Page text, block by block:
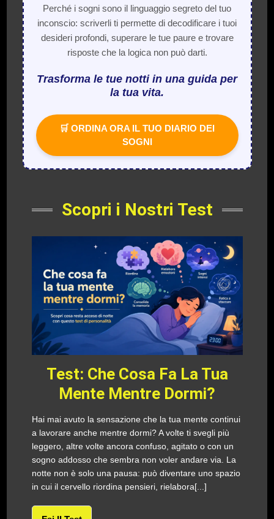
Perché i sogni sono il linguaggio segreto del tuo
inconscio: scriverli ti permette di decodificare i tuoi
desideri profondi, superare le tue paure e trovare
risposte che la logica non può darti.
Trasforma le tue notti in una guida per
la tua vita.
🛒 ORDINA ORA IL TUO DIARIO DEI
SOGNI
Scopri i Nostri Test
Test: Che Cosa Fa La Tua
Mente Mentre Dormi?
Hai mai avuto la sensazione che la tua mente continui
a lavorare anche mentre dormi? A volte ti svegli più
leggero, altre volte ancora confuso, agitato o con un
sogno addosso che sembra non voler andare via. La
notte non è solo una pausa: può diventare uno spazio
in cui il cervello riordina pensieri, rielabora[...]